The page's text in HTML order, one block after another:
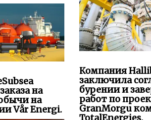
на
на
Vår Energi.
Компания
заключила
бурении и
работ по
GranMorgu